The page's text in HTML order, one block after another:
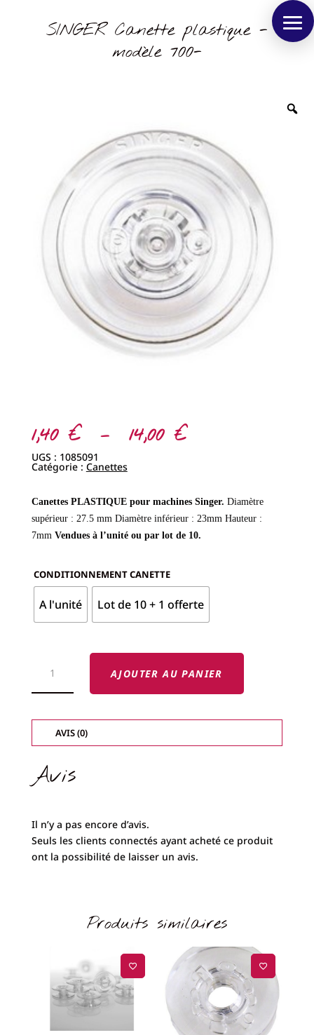
SINGER Canette plastique -
modèle 700-
1,40 € – 14,00 €Plage
de
UGS : 1085091
Catégorie : Canettes
Canettes PLASTIQUE pour machines Singer. Diamètre
supérieur : 27.5 mm Diamètre inférieur : 23mm Hauteur :
7mm Vendues à l’unité ou par lot de 10.
CONDITIONNEMENT CANETTE
A l'unité Lot de 10 + 1 offerte
SINGER
PLASTIQUE
MODÈLE
AJOUTER AU PANIER
AVIS (0)
Avis
Il n’y a pas encore d’avis.
Seuls les clients connectés ayant acheté ce produit
ont la possibilité de laisser un avis.
Produits similaires